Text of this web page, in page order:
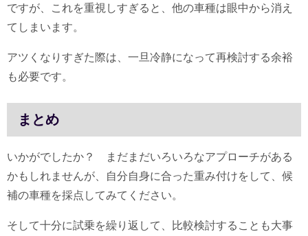
ですが、これを重視しすぎると、他の車種は眼中から消え
てしまいます。
アツくなりすぎた際は、一旦冷静になって再検討する余裕
も必要です。
まとめ
いかがでしたか？ まだまだいろいろなアプローチがある
かもしれませんが、自分自身に合った重み付けをして、候
補の車種を採点してみてください。
そして十分に試乗を繰り返して、比較検討することも大事